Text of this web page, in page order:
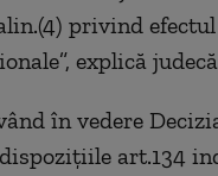
privind
explică
în vedere
art.134